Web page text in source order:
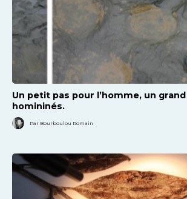
Un petit pas pour l’homme, un
homininés.
Par Bourboulou Romain